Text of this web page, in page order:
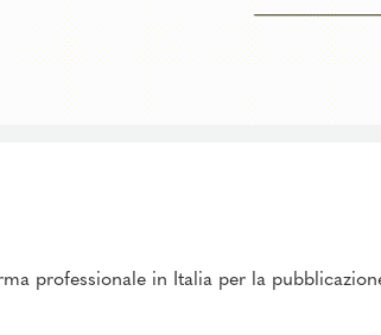
professionale in Italia per la